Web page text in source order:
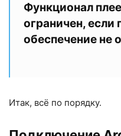
Функционал
ограничен,
обеспечение не
Итак, всё по порядку.